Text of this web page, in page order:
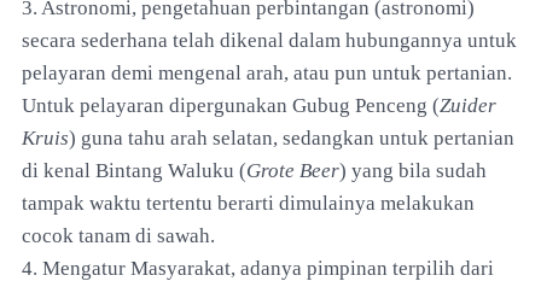
3. Astronomi, pengetahuan perbintangan (astronomi)
secara sederhana telah dikenal dalam hubungannya untuk
pelayaran demi mengenal arah, atau pun untuk pertanian.
Untuk pelayaran dipergunakan Gubug Penceng (Zuider
Kruis) guna tahu arah selatan, sedangkan untuk pertanian
di kenal Bintang Waluku (Grote Beer) yang bila sudah
tampak waktu tertentu berarti dimulainya melakukan
cocok tanam di sawah.
4. Mengatur Masyarakat, adanya pimpinan terpilih dari